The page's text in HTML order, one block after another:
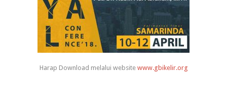
Harap Download melalui website www.gbikelir.org